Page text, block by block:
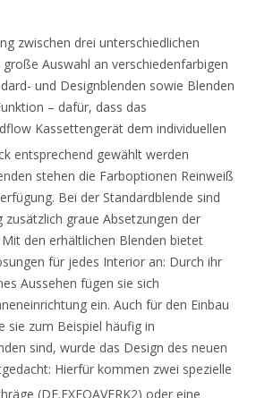
zwischen drei unterschiedlichen
Auswahl an verschiedenfarbigen
und Designblenden sowie Blenden
– dafür, dass das
Kassettengerät dem individuellen
entsprechend gewählt werden
stehen die Farboptionen Reinweiß
Bei der Standardblende sind
graue Absetzungen der
den erhältlichen Blenden bietet
für jedes Interior an: Durch ihr
Aussehen fügen sie sich
ein. Auch für den Einbau
sie zum Beispiel häufig in
sind, wurde das Design des neuen
Hierfür kommen zwei spezielle
(DE.FXFQAVERK2) oder eine